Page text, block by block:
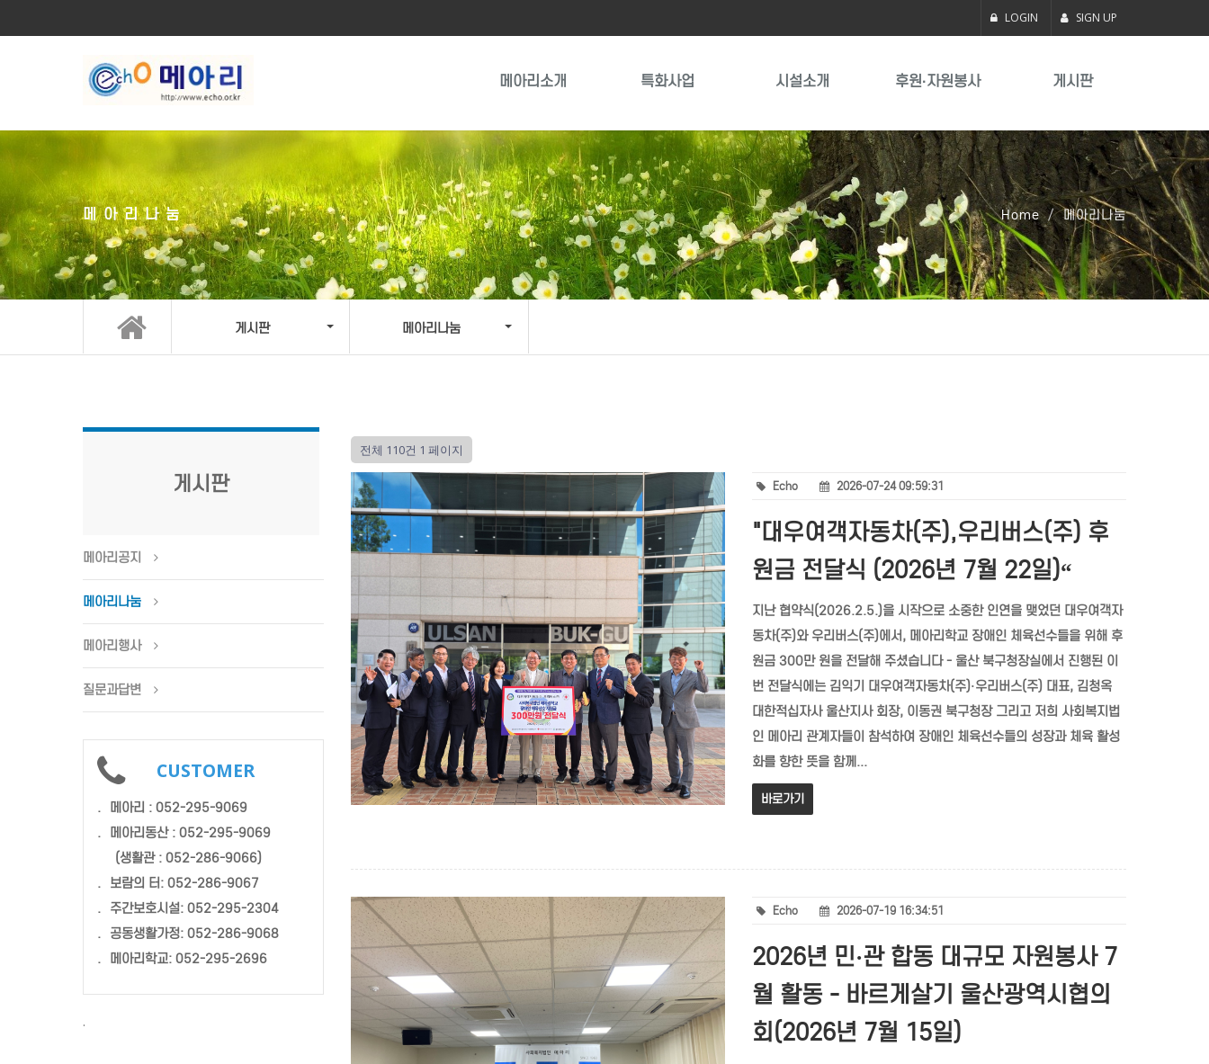
LOGIN SIGN UP
메아리소개 특화사업 시설소개 후원·자원봉사 게시판
메아리나눔 Home 메아리나눔
게시판 메아리나눔
게시판
메아리공지
메아리나눔
메아리행사
질문과답변
CUSTOMER
.
메아리 : 052-295-9069
.
메아리동산 : 052-295-9069
(생활관 : 052-286-9066)
.
보람의 터: 052-286-9067
.
주간보호시설: 052-295-2304
.
공동생활가정: 052-286-9068
.
메아리학교: 052-295-2696
·
전체 110건 1 페이지
Echo 2026-07-24 09:59:31
"대우여객자동차(주),우리버스(주) 후
원금 전달식 (2026년 7월 22일)“
지난 협약식(2026.2.5.)을 시작으로 소중한 인연을 맺었던 대우여객자
동차(주)와 우리버스(주)에서, 메아리학교 장애인 체육선수들을 위해 후
원금 300만 원을 전달해 주셨습니다 - 울산 북구청장실에서 진행된 이
번 전달식에는 김익기 대우여객자동차(주)·우리버스(주) 대표, 김청옥
대한적십자사 울산지사 회장, 이동권 북구청장 그리고 저희 사회복지법
인 메아리 관계자들이 참석하여 장애인 체육선수들의 성장과 체육 활성
화를 향한 뜻을 함께...
바로가기
Echo 2026-07-19 16:34:51
2026년 민·관 합동 대규모 자원봉사 7
월 활동 - 바르게살기 울산광역시협의
회(2026년 7월 15일)